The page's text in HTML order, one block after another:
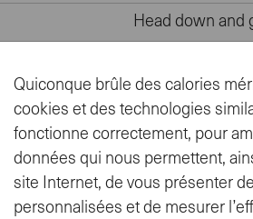
Head down and
de Janeiro,
Crossfit à
Crossfit Games
Méga délicieux
Quiconque brûle des calories
cookies et des technologies
fonctionne correctement, pour
données qui nous permettent,
site Internet, de vous présenter
personnalisées et de mesurer